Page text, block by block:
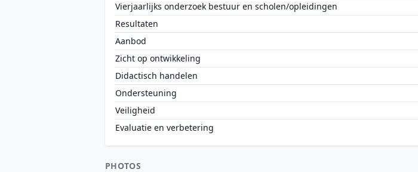
Vierjaarlijks onderzoek bestuur en scholen/opleidingen
Resultaten
Aanbod
Zicht op ontwikkeling
Didactisch handelen
Ondersteuning
Veiligheid
Evaluatie en verbetering
PHOTOS